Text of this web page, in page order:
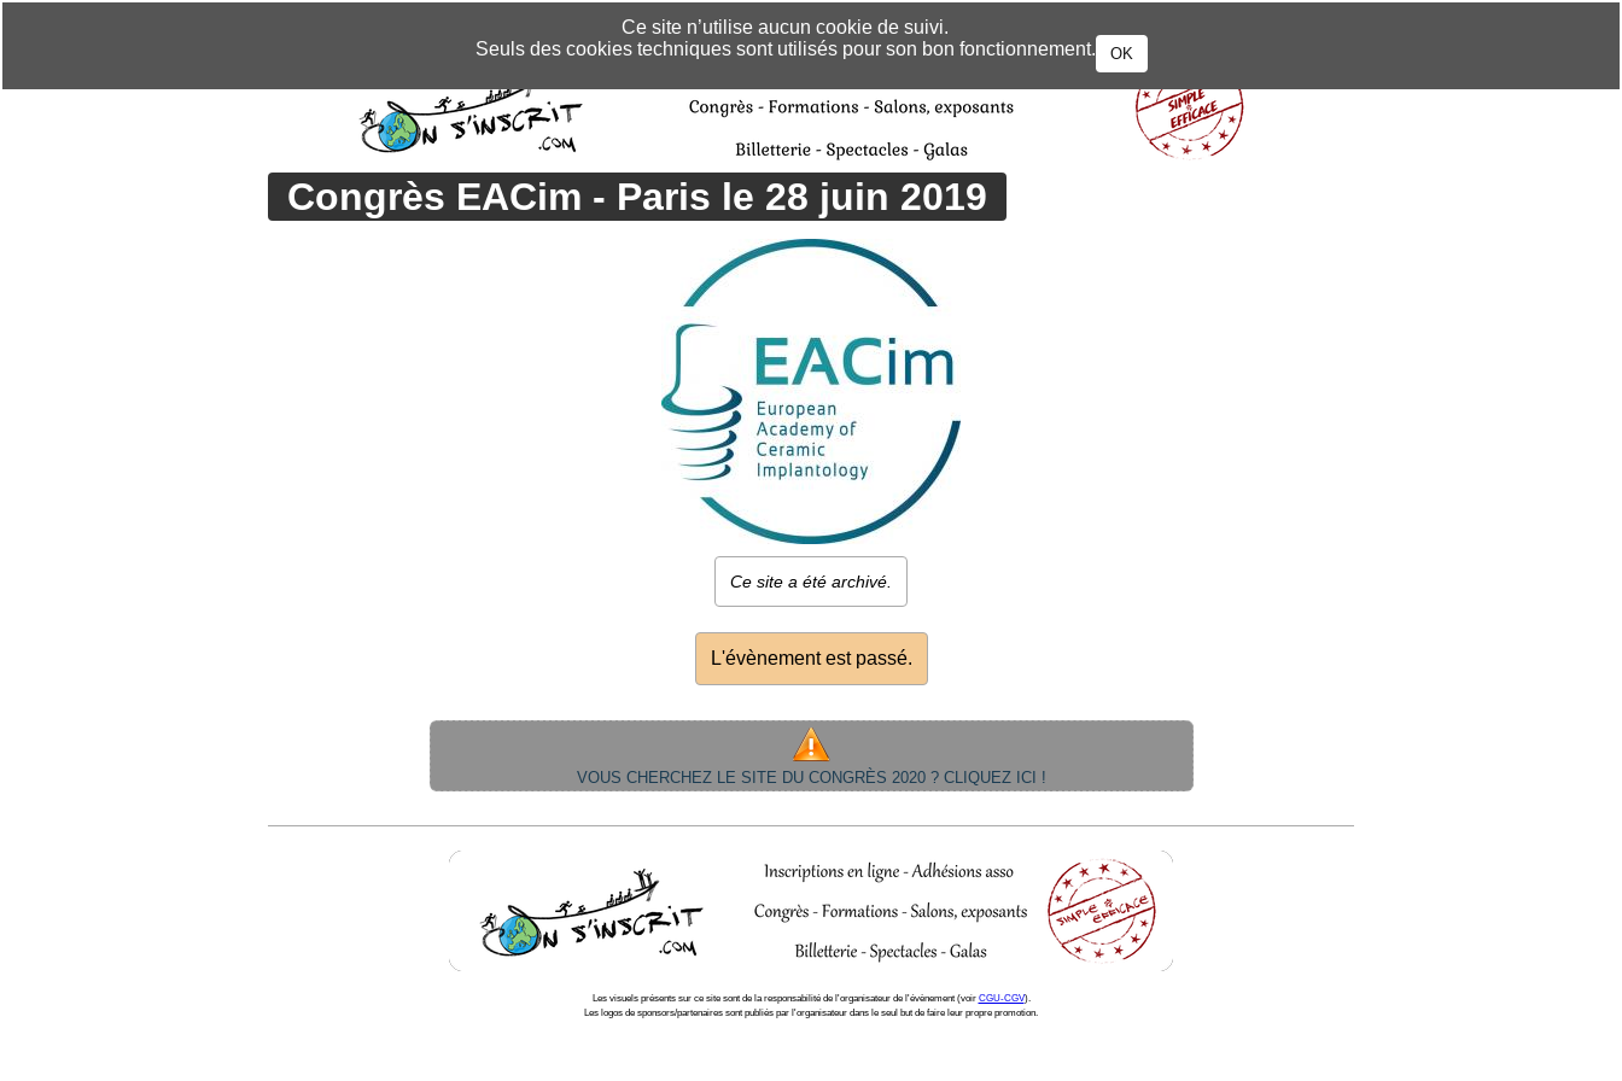
Ce site n’utilise aucun cookie de suivi.
Seuls des cookies techniques sont utilisés pour son bon fonctionnement.
OK
Congrès EACim - Paris le 28 juin 2019
Ce site a été archivé.
L'évènement est passé.
VOUS CHERCHEZ LE SITE DU CONGRÈS 2020 ? CLIQUEZ ICI !
Les visuels présents sur ce site sont de la responsabilité de l'organisateur de l'évènement (voir CGU-CGV).
Les logos de sponsors/partenaires sont publiés par l'organisateur dans le seul but de faire leur propre promotion.